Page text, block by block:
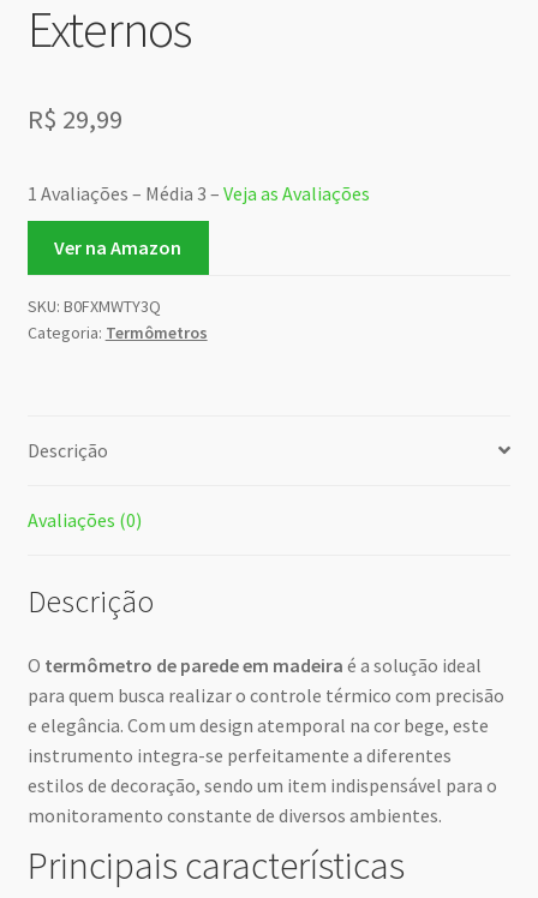
Externos
R$ 29,99
1 Avaliações – Média 3 – Veja as Avaliações
Ver na Amazon
SKU: B0FXMWTY3Q
Categoria: Termômetros
Descrição
Avaliações (0)
Descrição
O termômetro de parede em madeira é a solução ideal
para quem busca realizar o controle térmico com precisão
e elegância. Com um design atemporal na cor bege, este
instrumento integra-se perfeitamente a diferentes
estilos de decoração, sendo um item indispensável para o
monitoramento constante de diversos ambientes.
Principais características